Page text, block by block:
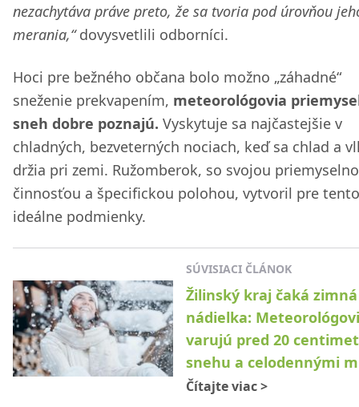
nezachytáva práve preto, že sa tvoria pod úrovňou
merania,“dovysvetlili odborníci.
Hoci pre bežného občana bolo možno „záhadné“
sneženie prekvapením, meteorológovia
sneh dobre poznajú. Vyskytuje sa najčastejšie v
chladných, bezveterných nociach, keď sa chlad a
držia pri zemi. Ružomberok, so svojou
činnosťou a špecifickou polohou, vytvoril pre
ideálne podmienky.
SÚVISIACI ČLÁNOK
Žilinský kraj čaká zimná
nádielka:
varujú pred 20
snehu a celodennými
Čítajte viac>